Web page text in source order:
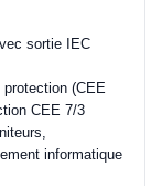
sortie IEC
(CEE
CEE 7/3
informatique